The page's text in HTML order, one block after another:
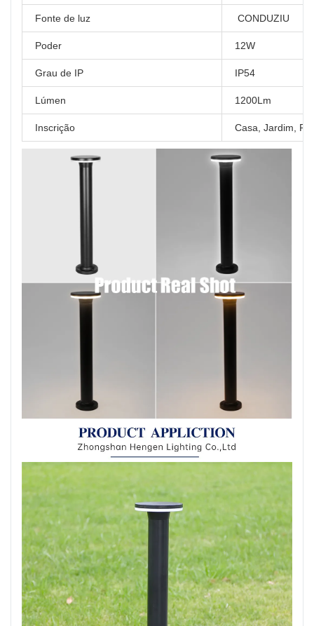
Fonte de luz CONDUZIU
Poder 12W
Grau de IP IP54
Lúmen 1200Lm
Inscrição Casa, Jardim,